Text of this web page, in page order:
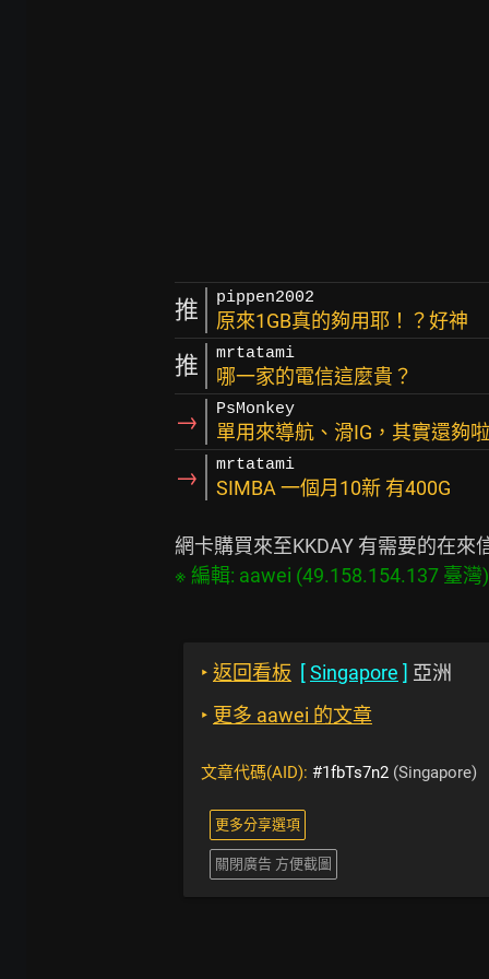
推 pippen2002
原來1GB真的夠用耶！？好神
推 mrtatami
哪一家的電信這麼貴？
→ PsMonkey
單用來導航、滑IG，其實還夠
→ mrtatami
SIMBA 一個月10新 有400G
‣ 返回看板 [Singapore ] 亞洲
‣ 更多 aawei 的文章
文章代碼(AID): #1fbTs7n2 (Singapore)
更多分享選項
關閉廣告 方便截圖